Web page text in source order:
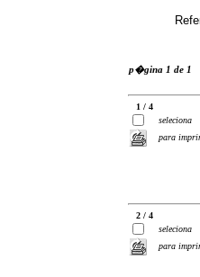
p�gina 1 de 1
1 / 4
seleciona
para
2 / 4
seleciona
para